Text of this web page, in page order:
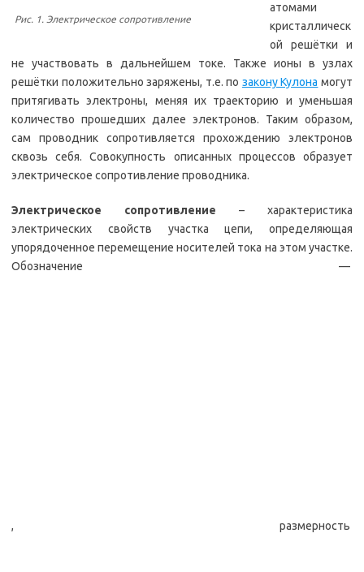
Рис. 1. Электрическое сопротивление
атомами
кристаллическ
ой решётки и
не участвовать в дальнейшем токе. Также ионы в узлах
решётки положительно заряжены, т.е. по закону Кулона могут
притягивать электроны, меняя их траекторию и уменьшая
количество прошедших далее электронов. Таким образом,
сам проводник сопротивляется прохождению электронов
сквозь себя. Совокупность описанных процессов образует
электрическое сопротивление проводника.
Электрическое сопротивление – характеристика
электрических свойств участка цепи, определяющая
упорядоченное перемещение носителей тока на этом участке.
Обозначение —
, размерность